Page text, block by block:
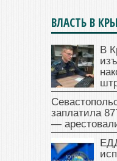
ВЛАСТЬ В
В
заплатила
—